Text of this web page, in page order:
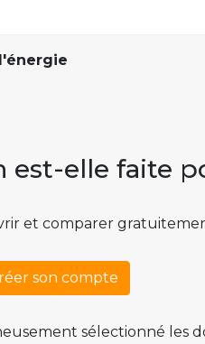
est-elle faite
et comparer
son compte
sélectionné les